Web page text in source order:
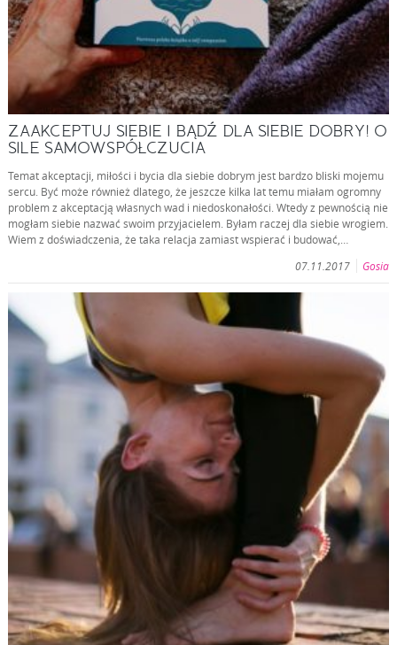
ZAAKCEPTUJ SIEBIE I BĄDŹ DLA SIEBIE DOBRY! O
SILE SAMOWSPÓŁCZUCIA
Temat akceptacji, miłości i bycia dla siebie dobrym jest bardzo bliski mojemu
sercu. Być może również dlatego, że jeszcze kilka lat temu miałam ogromny
problem z akceptacją własnych wad i niedoskonałości. Wtedy z pewnością nie
mogłam siebie nazwać swoim przyjacielem. Byłam raczej dla siebie wrogiem.
Wiem z doświadczenia, że taka relacja zamiast wspierać i budować,…
07.11.2017
Gosia